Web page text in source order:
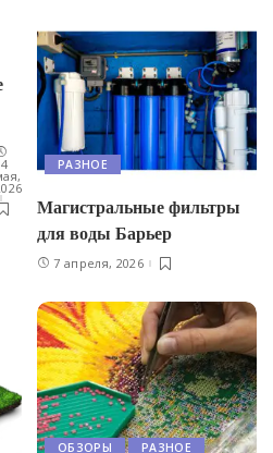
РАЗНОЕ
Магистральные фильтры
для воды Барьер
7 апреля, 2026
ОБЗОРЫ РАЗНОЕ